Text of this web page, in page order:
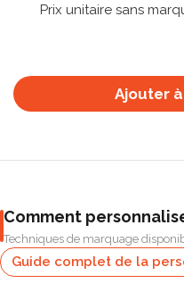
Prix unitaire sans
Ajouter
Comment
Techniques de marquage
Guide complet de la